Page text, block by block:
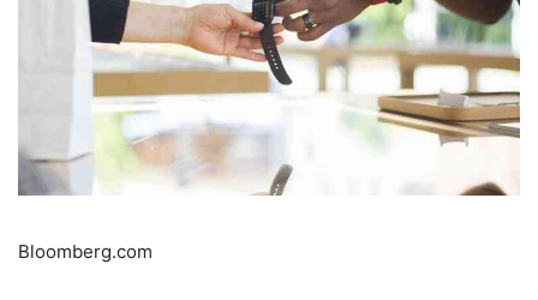
Bloomberg.com